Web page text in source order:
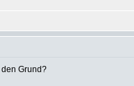
Grund?